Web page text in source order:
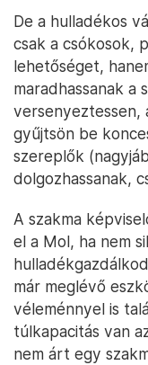
De a hulladékos
csak a csókosok,
lehetőséget,
maradhassanak a
versenyeztessen,
gyűjtsön be
szereplők
dolgozhassanak,
A szakma
el a Mol, ha nem
már meglévő
véleménnyel is
túlkapacitás van
nem árt egy